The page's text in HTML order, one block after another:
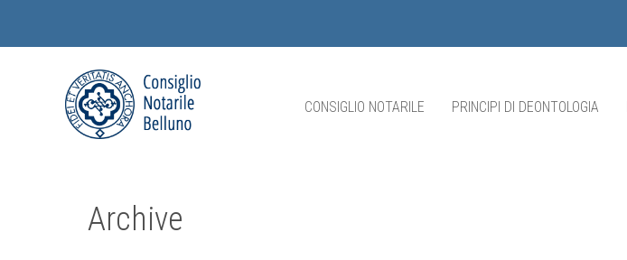
CONSIGLIO NOTARILE PRINCIPI DI DEONTOLOGIA
Archive